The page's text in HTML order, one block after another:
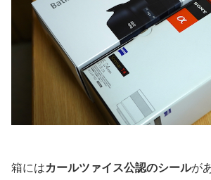
箱にはカールツァイス公認のシールが